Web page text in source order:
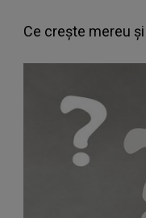
Ce crește mereu